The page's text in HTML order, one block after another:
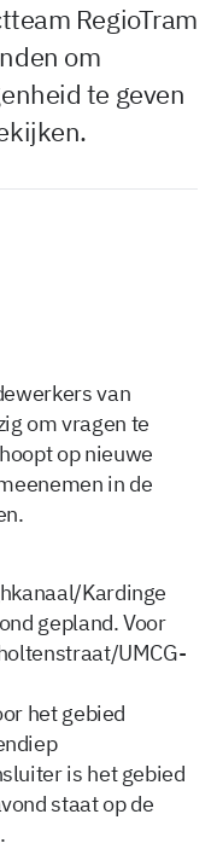
RegioTram
om
te geven
van
om vragen te
op nieuwe
in de
Kardinge
gepland. Voor
UMCG-
het gebied
is het gebied
staat op de